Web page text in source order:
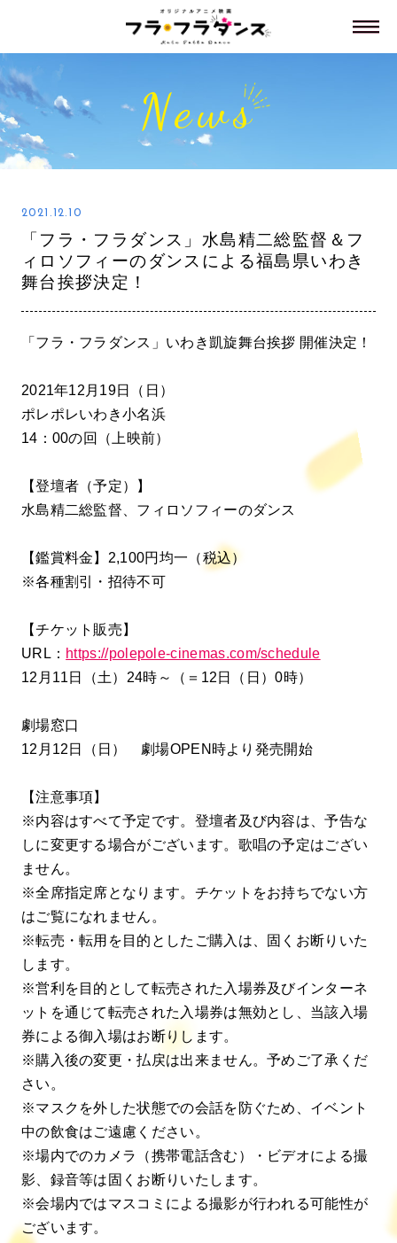
News
2021.12.10
「フラ・フラダンス」水島精二総監督＆フ
ィロソフィーのダンスによる福島県いわき
舞台挨拶決定！
「フラ・フラダンス」いわき凱旋舞台挨拶 開催決定！
2021年12月19日（日）
ポレポレいわき小名浜
14：00の回（上映前）
【登壇者（予定）】
水島精二総監督、フィロソフィーのダンス
【鑑賞料金】2,100円均一（税込）
※各種割引・招待不可
【チケット販売】
URL： https://polepole-cinemas.com/schedule
12月11日（土）24時～（＝12日（日）0時）
劇場窓口
12月12日（日） 劇場OPEN時より発売開始
【注意事項】
※内容はすべて予定です。登壇者及び内容は、予告な
しに変更する場合がございます。歌唱の予定はござい
ません。
※全席指定席となります。チケットをお持ちでない方
はご覧になれません。
※転売・転用を目的としたご購入は、固くお断りいた
します。
※営利を目的として転売された入場券及びインターネ
ットを通じて転売された入場券は無効とし、当該入場
券による御入場はお断りします。
※購入後の変更・払戻は出来ません。予めご了承くだ
さい。
※マスクを外した状態での会話を防ぐため、イベント
中の飲食はご遠慮ください。
※場内でのカメラ（携帯電話含む）・ビデオによる撮
影、録音等は固くお断りいたします。
※会場内ではマスコミによる撮影が行われる可能性が
ございます。